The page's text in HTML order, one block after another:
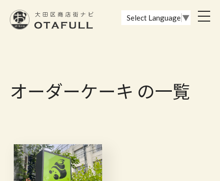
Select Language ▼
オーダーケーキ の一覧